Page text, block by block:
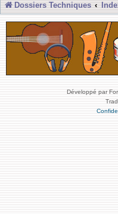
Dossiers Techniques
Développé par